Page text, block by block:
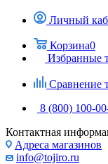
Личный
Корзина0
Избранные
Сравнение
8 (800) 100-
Контактная
Адреса магазинов
info@tojiro.ru